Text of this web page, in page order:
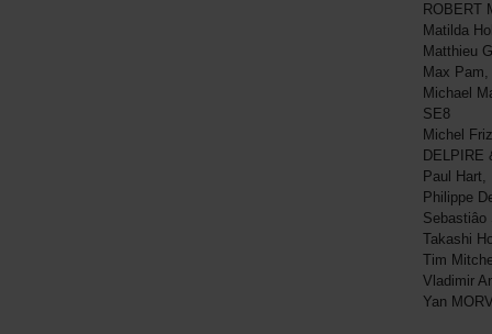
ROBERT
Matilda
Matthieu
Max
Michael
SE8
Michel
DELPIRE
Paul
Philippe
Sebastiâo
Takashi
Tim
Vladimir
Yan